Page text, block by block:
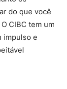
do que você
CIBC tem um
impulso e